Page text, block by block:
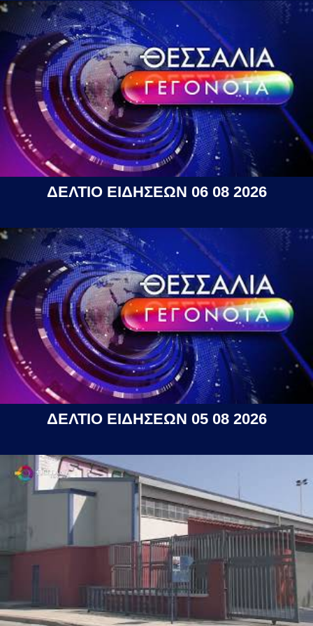
ΔΕΛΤΙΟ ΕΙΔΗΣΕΩΝ 06 08 2026
ΔΕΛΤΙΟ ΕΙΔΗΣΕΩΝ 05 08 2026